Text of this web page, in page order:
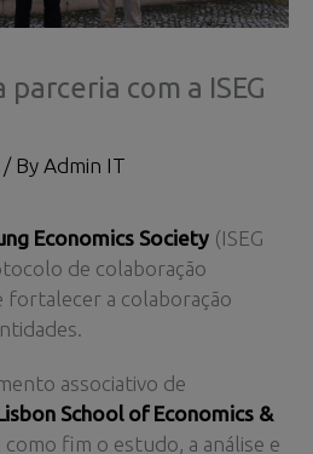
com a ISEG
/ By Admin IT
Economics Society (ISEG
de colaboração
fortalecer a colaboração
associativo de
School of Economics &
fim o estudo, a análise e